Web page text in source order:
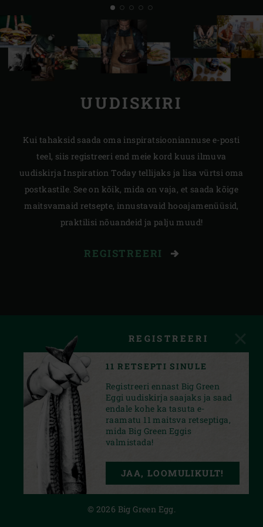
UUDISKIRI
Kui tahaksid saada oma inspiratsiooniannuse e-posti
teel, siis registreeri end meie kord kuus ilmuva
uudiskirja Inspiration Today tellijaks ja lisa vürtsi oma
postkastile. See on kõik, mida on vaja, et saada kõige
maitsvamaid retsepte, innustavaid hooajamenüüsid,
praktilisi nõuandeid ja palju muud!
REGISTREERI
PRIVACY STATEMENT
© 2026 Big Green Egg.
REGISTREERI
11 RETSEPTI SINULE
Registreeri ennast Big Green
Eggi uudiskirja saajaks ja saad
endale kohe ka tasuta e-
raamatu 11 maitsva retseptiga,
mida Big Green Eggis
valmistada!
JAA, LOOMULIKULT!